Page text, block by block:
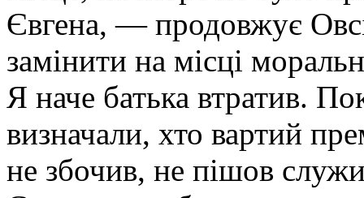
Євгена, — продовжує
замінити на місці
Я наче батька втратив.
визначали, хто вартий
не збочив, не пішов